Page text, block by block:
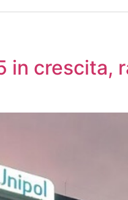
in crescita,